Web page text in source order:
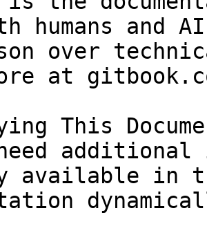
humans and
over
at
This
available in